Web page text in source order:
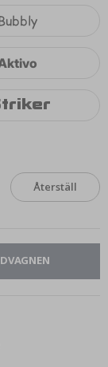
Återställ